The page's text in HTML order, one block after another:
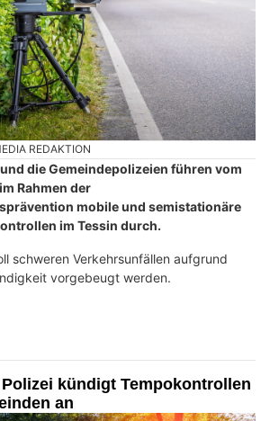
REDAKTION
die Gemeindepolizeien führen vom
Rahmen der
mobile und semistationäre
im Tessin durch.
schweren Verkehrsunfällen aufgrund
vorgebeugt werden.
kündigt Tempokontrollen
an